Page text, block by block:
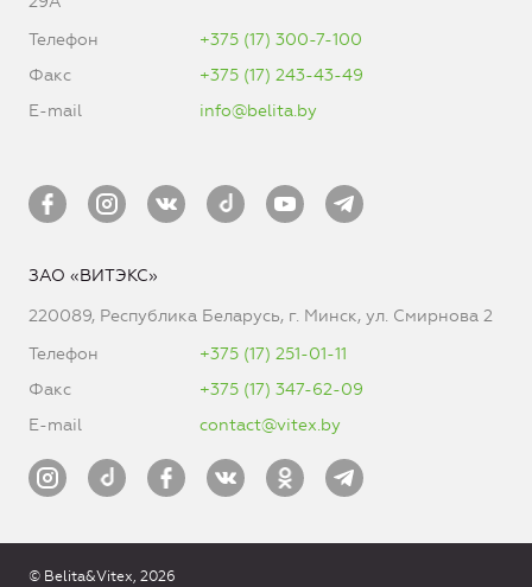
Телефон
+375 (17) 300-7-100
Факс
+375 (17) 243-43-49
E-mail
info@belita.by
ЗАО «ВИТЭКС»
220089, Республика Беларусь, г. Минск, ул. Смирнова 2
Телефон
+375 (17) 251-01-11
Факс
+375 (17) 347-62-09
E-mail
contact@vitex.by
© Belita&Vitex, 2026